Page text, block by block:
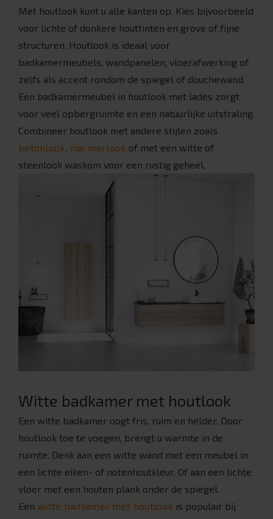
Met houtlook kunt u alle kanten op. Kies bijvoorbeeld
voor lichte of donkere houttinten en grove of fijne
structuren. Houtlook is ideaal voor
badkamermeubels, wandpanelen, vloerafwerking of
zelfs als accent rondom de spiegel of douchewand.
Een badkamermeubel in houtlook met lades zorgt
voor veel opbergruimte en een natuurlijke uitstraling.
Combineer houtlook met andere stijlen zoals
betonlook, marmerlook of met een witte of
steenlook waskom voor een rustig geheel.
Witte badkamer met houtlook
Een witte badkamer oogt fris, ruim en helder. Door
houtlook toe te voegen, brengt u warmte in de
ruimte. Denk aan een witte wand met een meubel in
een lichte eiken- of notenhoutkleur. Of aan een lichte
vloer met een houten plank onder de spiegel.
Een witte badkamer met houtlook is populair bij